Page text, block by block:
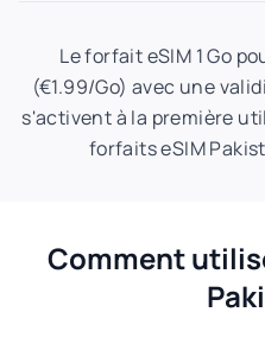
Le forfait eSIM 1 Go
(€1.99/Go) avec une
s'activent à la première
forfaits eSIM
Comment